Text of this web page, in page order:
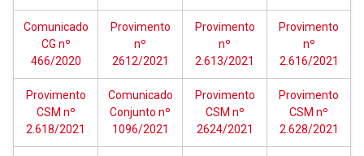
Comunicado
CG nº
466/2020
Provimento
nº
2612/2021
Provimento
nº
2.613/2021
Provimento
nº
2.616/2021
Provimento
CSM nº
2.618/2021
Comunicado
Conjunto nº
1096/2021
Provimento
CSM nº
2624/2021
Provimento
CSM nº
2.628/2021